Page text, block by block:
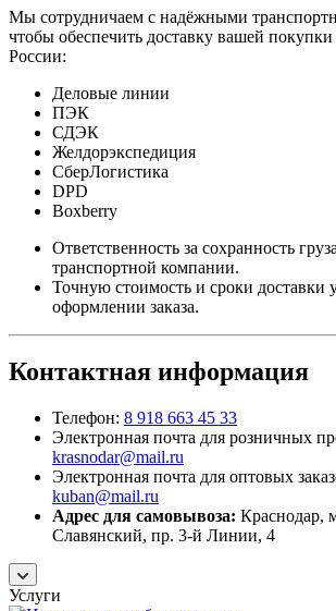
Мы сотрудничаем с надёжными
чтобы обеспечить доставку вашей
России:
Деловые линии
ПЭК
СДЭК
Желдорэкспедиция
СберЛогистика
DPD
Boxberry
Ответственность за сохранность
транспортной компании.
Точную стоимость и сроки доставки
оформлении заказа.
Контактная информация
Телефон: 8 918 663 45 33
Электронная почта для розничных
krasnodar@mail.ru
Электронная почта для оптовых
kuban@mail.ru
Адрес для самовывоза: Краснодар,
Славянский, пр. 3-й Линии, 4
Услуги